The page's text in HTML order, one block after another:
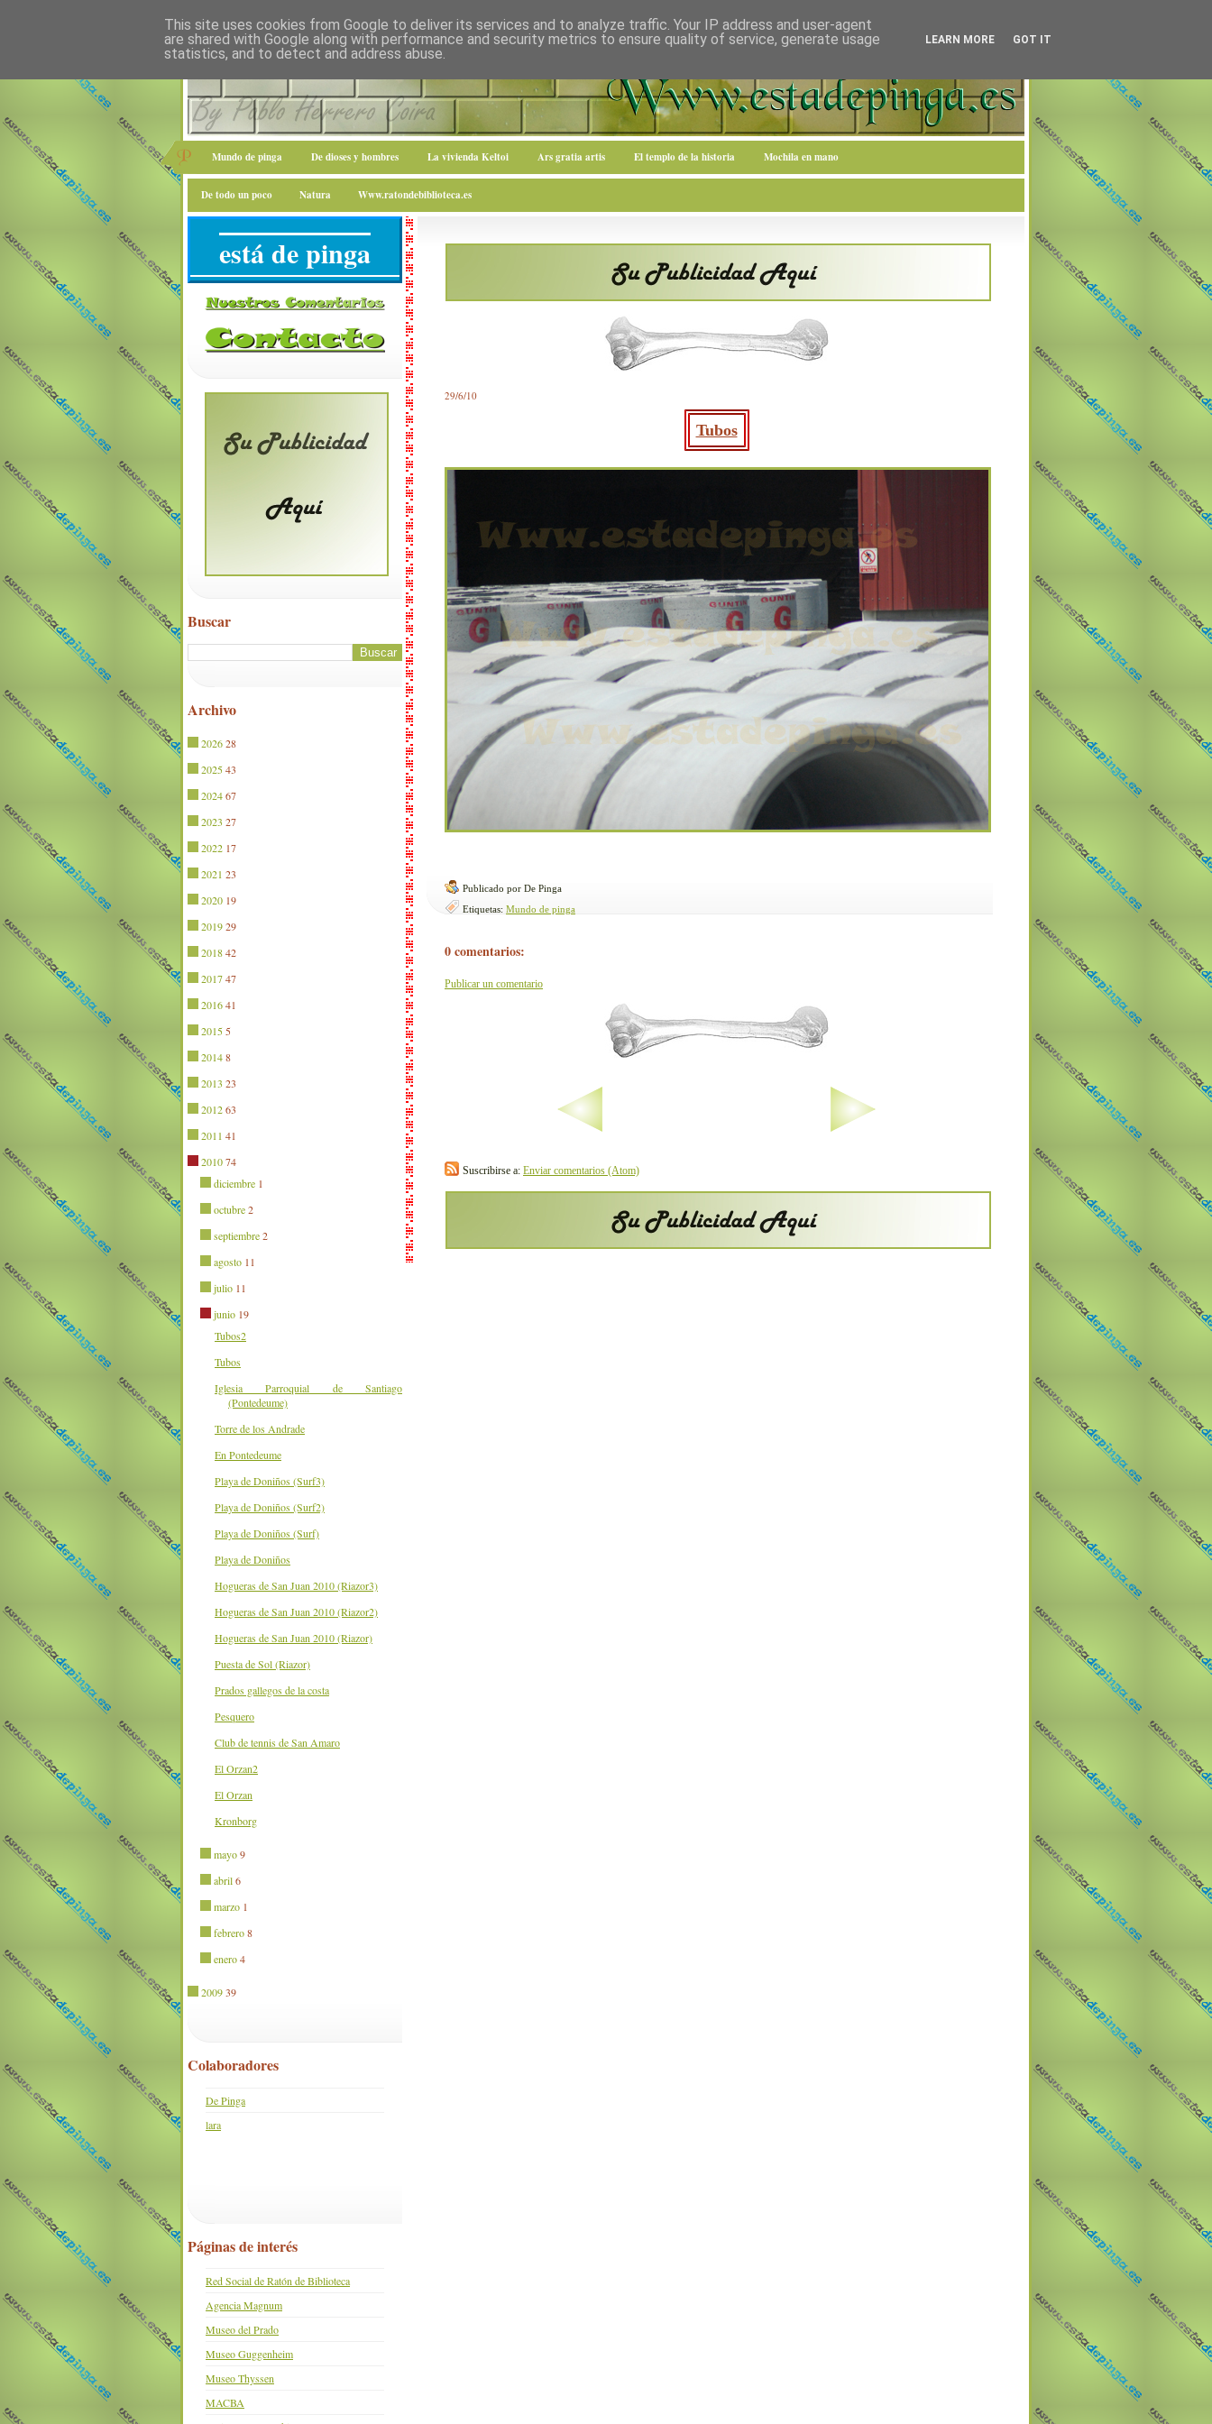
Mundo de pinga De dioses y hombres La vivienda Keltoi Ars gratia artis El templo de la historia Mochila en mano
De todo un poco Natura Www.ratondebiblioteca.es
29/6/10
Tubos
Publicado por De Pinga
Etiquetas: Mundo de pinga
0 comentarios:
Publicar un comentario
Suscribirse a: Enviar comentarios (Atom)
está de pinga
Buscar
Archivo
202628
202543
202467
2023 27
2022 17
2021 23
2020 19
201929
201842
201747
201641
2015 5
20148
2013 23
201263
2011 41
201074
diciembre 1
octubre 2
septiembre 2
agosto 11
julio 11
junio 19
Tubos2
Tubos
Iglesia Parroquial de Santiago
(Pontedeume)
Torre de los Andrade
En Pontedeume
Playa de Doniños (Surf3)
Playa de Doniños (Surf2)
Playa de Doniños (Surf)
Playa de Doniños
Hogueras de San Juan 2010 (Riazor3)
Hogueras de San Juan 2010 (Riazor2)
Hogueras de San Juan 2010 (Riazor)
Puesta de Sol (Riazor)
Prados gallegos de la costa
Pesquero
Club de tennis de San Amaro
El Orzan2
El Orzan
Kronborg
mayo 9
abril 6
marzo 1
febrero 8
enero 4
200939
Colaboradores
De Pinga
lara
Páginas de interés
Red Social de Ratón de Biblioteca
Agencia Magnum
Museo del Prado
Museo Guggenheim
Museo Thyssen
MACBA
This site uses cookies from Google to deliver its services and to analyze traffic. Your IP address and user-agent
are shared with Google along with performance and security metrics to ensure quality of service, generate usage
statistics, and to detect and address abuse.
LEARN MORE GOT IT